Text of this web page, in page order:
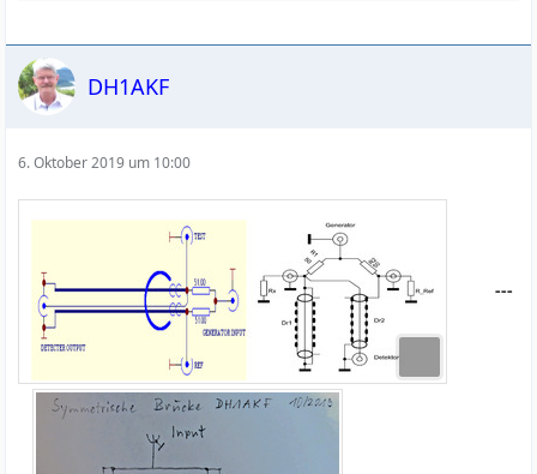
DH1AKF
6. Oktober 2019 um 10:00
---